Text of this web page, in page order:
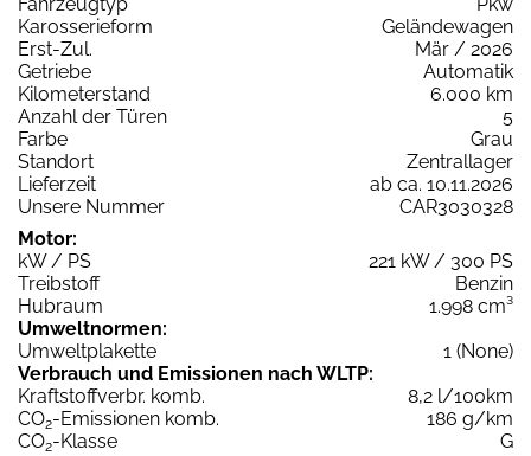
Karosserieform
Geländewagen
Erst-Zul.
Mär / 2026
Getriebe
Automatik
Kilometerstand
6.000 km
Anzahl der Türen
5
Farbe
Grau
Standort
Zentrallager
Lieferzeit
ab ca. 10.11.2026
Unsere Nummer
CAR3030328
Motor:
kW / PS
221 kW / 300 PS
Treibstoff
Benzin
Hubraum
1.998 cm³
Umweltnormen:
Umweltplakette
1 (None)
Verbrauch und Emissionen nach WLTP:
Kraftstoffverbr. komb.
8,2 l/100km
CO2-Emissionen komb.
186 g/km
CO2-Klasse
G